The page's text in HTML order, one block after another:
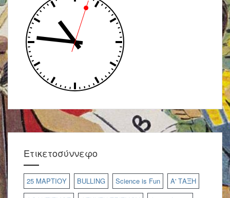
Ετικετοσύννεφο
25 ΜΑΡΤΙΟΥ BULLING Science is Fun
Α' ΤΑΞΗ